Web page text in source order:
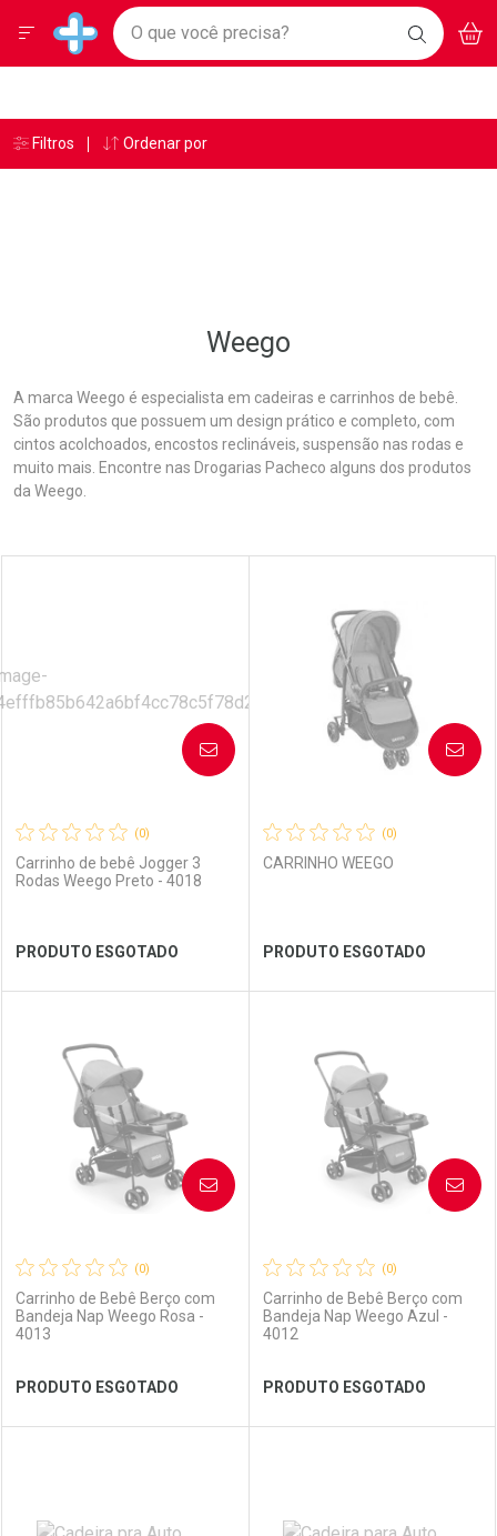
Drogarias Pacheco
Baixe nosso APP e aproveite Ofertas Exclusivas!
BAIXE
O APP
Ir direto para a home
pela página
Ir direto para o conteúdo
Ir direto para a busca
Ir direto para a ajuda
Ir direto para a notificações
Faça a sua busca
O que você precisa? BUSCAR
Menu
Breadcrumb
Drogarias Pacheco Weego
Weego
A marca Weego é especialista em cadeiras e carrinhos de bebê.
São produtos que possuem um design prático e completo, com
cintos acolchoados, encostos reclináveis, suspensão nas rodas e
muito mais. Encontre nas Drogarias Pacheco alguns dos produtos
da Weego.
(0)
Carrinho de bebê Jogger 3
Rodas Weego Preto - 4018
PRODUTO ESGOTADO
AVISE-ME
Laboratório
Ver Desconto Convênio
Por Menos
(0)
CARRINHO WEEGO
PRODUTO ESGOTADO
AVISE-ME
Laboratório
Ver Desconto Convênio
Por Menos
(0)
Carrinho de Bebê Berço com
Bandeja Nap Weego Rosa -
4013
PRODUTO ESGOTADO
AVISE-ME
Laboratório
Por Menos
(0)
Carrinho de Bebê Berço com
Bandeja Nap Weego Azul -
4012
PRODUTO ESGOTADO
AVISE-ME
Laboratório
Por Menos
Âncoras
Filtros Ordenar por